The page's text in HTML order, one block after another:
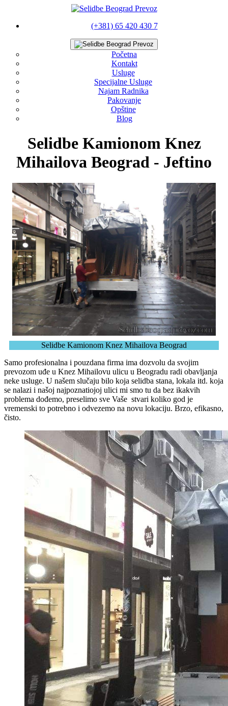
(+381) 65 420 430 7
Početna
Kontakt
Usluge
Specijalne Usluge
Najam Radnika
Pakovanje
Opštine
Blog
Selidbe Kamionom Knez
Mihailova Beograd - Jeftino
Selidbe Kamionom Knez Mihailova Beograd
Samo profesionalna i pouzdana firma ima dozvolu da svojim
prevozom uđe u Knez Mihailovu ulicu u Beogradu radi obavljanja
neke usluge. U našem slučaju bilo koja selidba stana, lokala itd. koja
se nalazi i našoj najpoznatiojoj ulici mi smo tu da bez ikakvih
problema dođemo, preselimo sve Vaše stvari koliko god je
vremenski to potrebno i odvezemo na novu lokaciju. Brzo, efikasno,
čisto.